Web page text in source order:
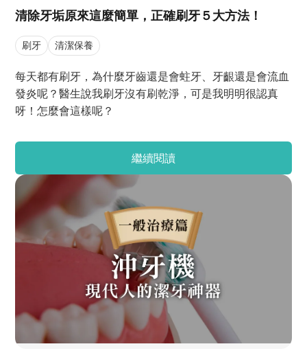
清除牙垢原來這麼簡單，正確刷牙５大方法！
刷牙 清潔保養
每天都有刷牙，為什麼牙齒還是會蛀牙、牙齦還是會流血
發炎呢？醫生說我刷牙沒有刷乾淨，可是我明明很認真
呀！怎麼會這樣呢？
繼續閱讀